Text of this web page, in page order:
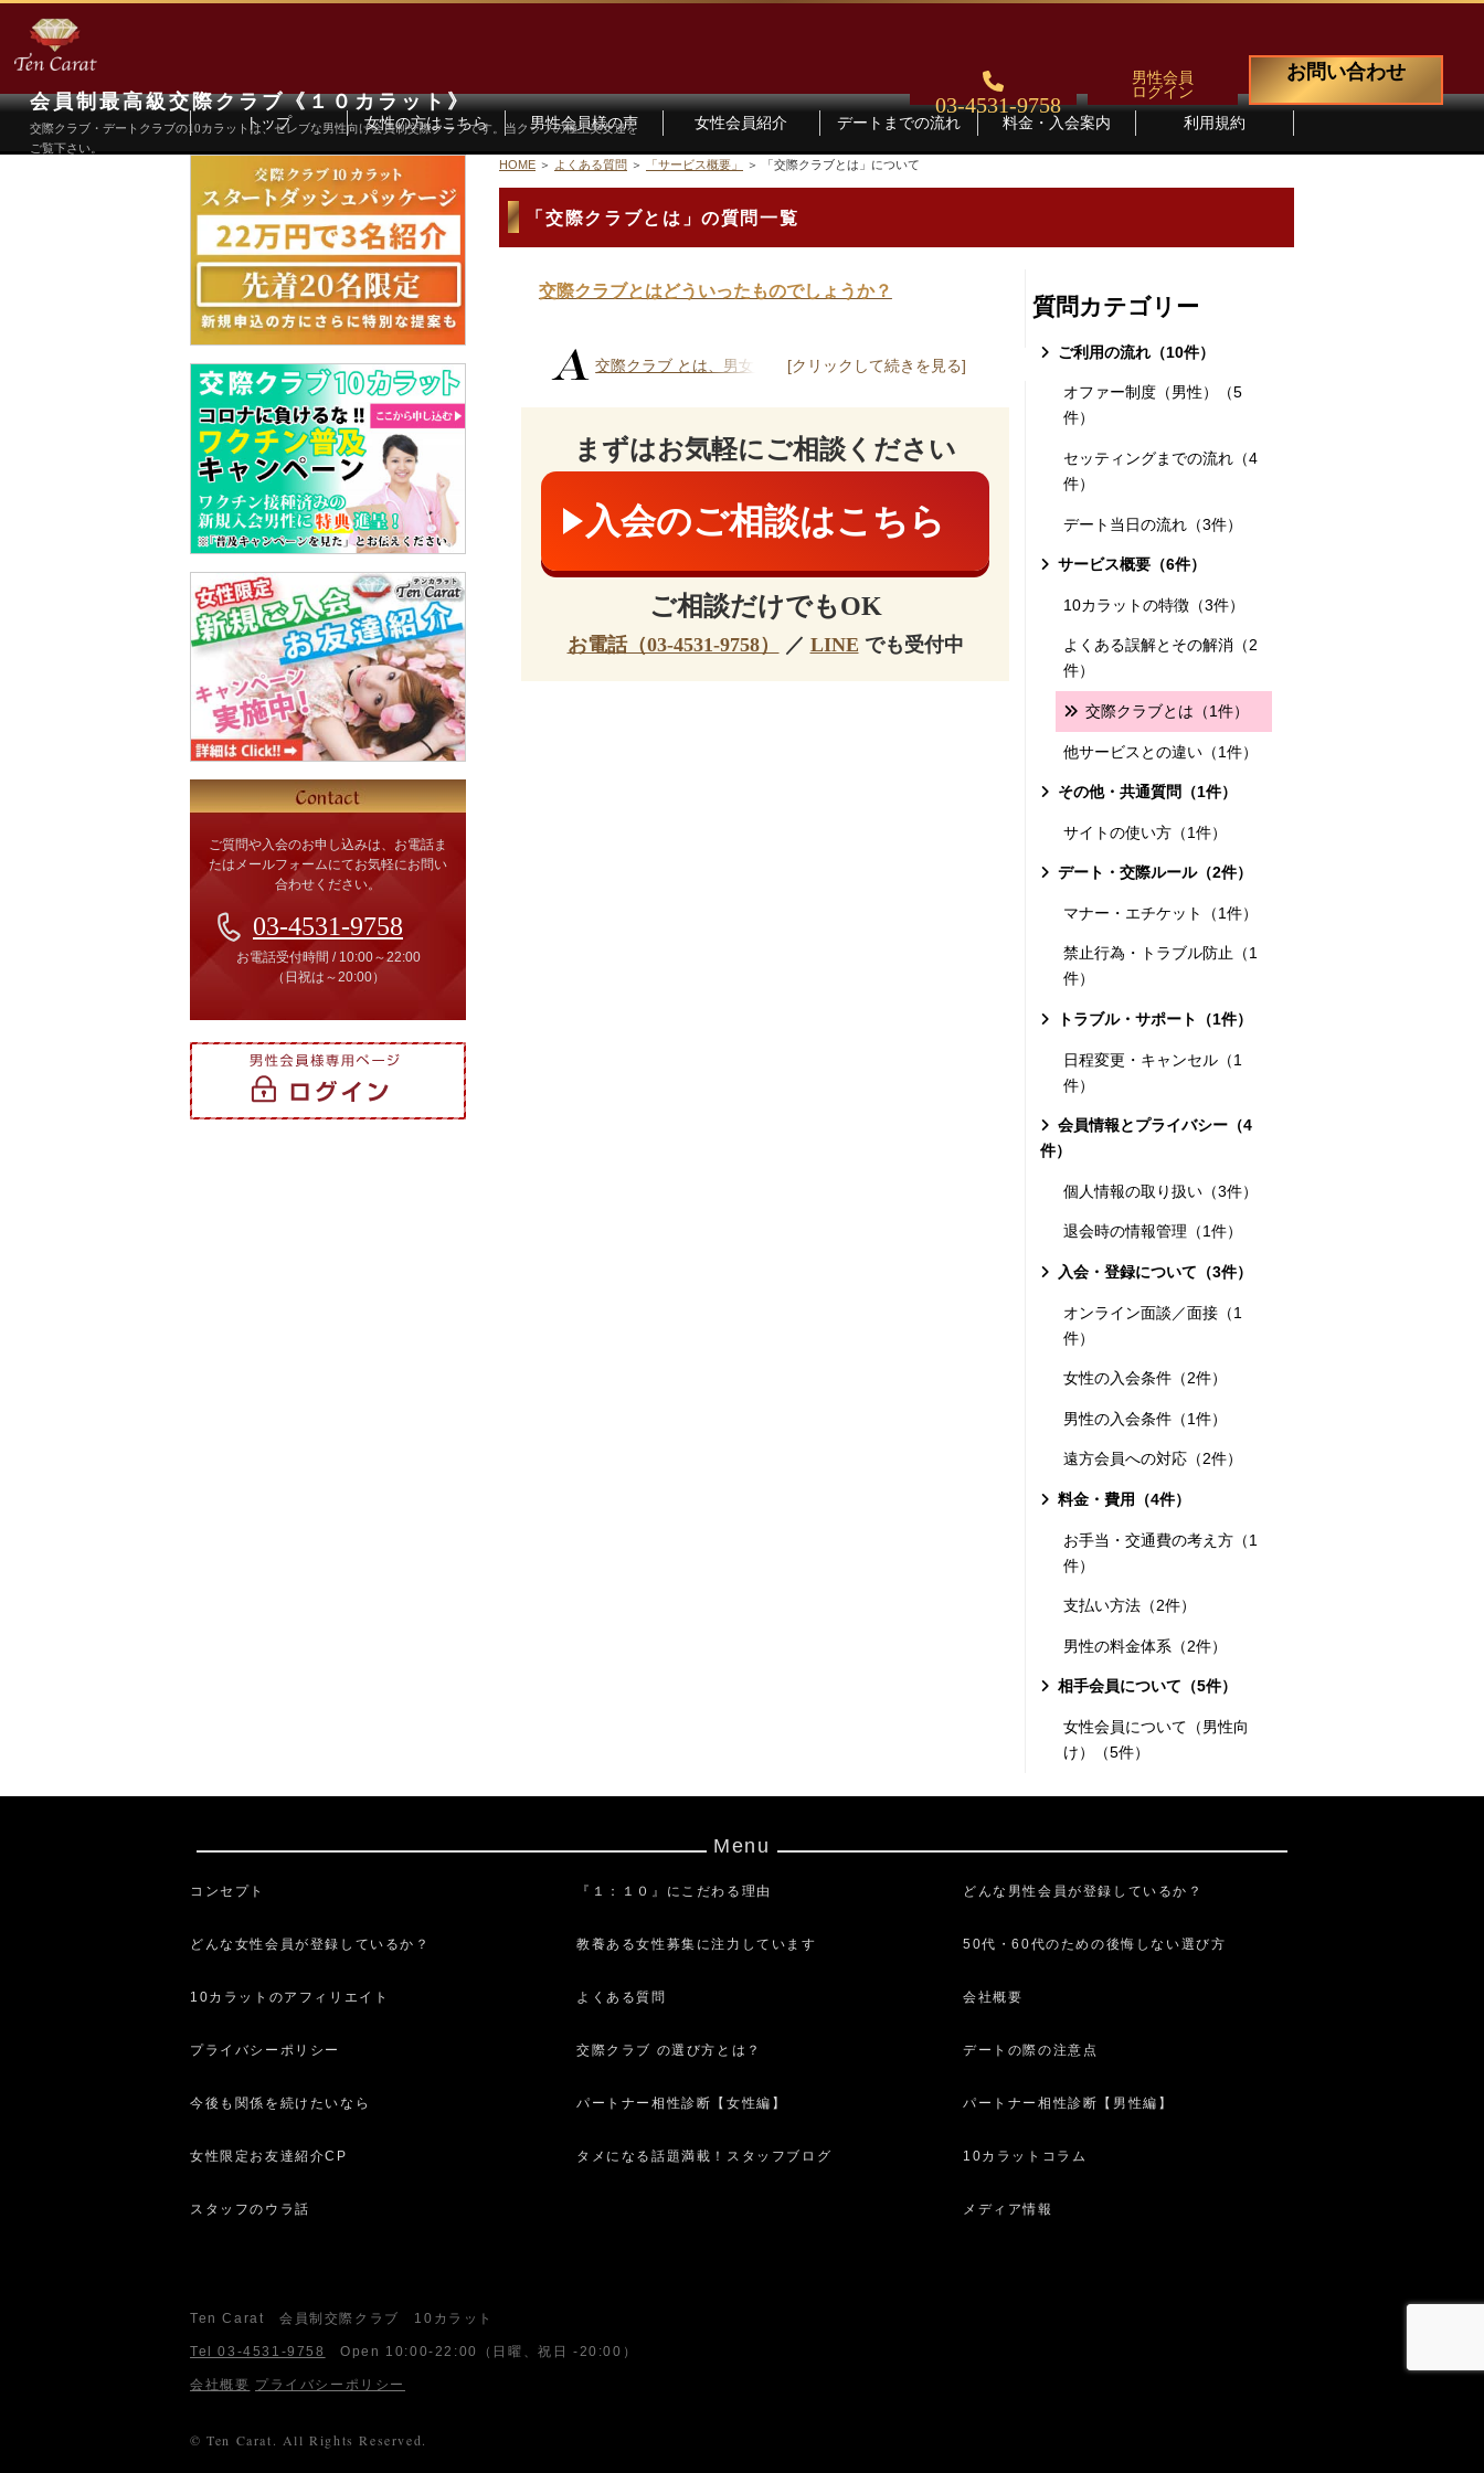
会員制最高級交際クラブ《１０カラット》
交際クラブ・デートクラブの10カラットは、セレブな男性向け会員制交際クラブです。当クラブの極上美女達を
ご覧下さい。
03-4531-9758
男性会員
ログイン
お問い合わせ
トップ 女性の方はこちら 男性会員様の声 女性会員紹介 デートまでの流れ 料金・入会案内 利用規約
HOME よくある質問 「サービス概要」 「交際クラブとは」について
「交際クラブとは」の質問一覧
交際クラブとはどういったものでしょうか？
交際クラブ とは、男女それぞれの好みに合...
まずはお気軽にご相談ください
入会のご相談はこちら
ご相談だけでもOK
お電話（03-4531-9758） ／ LINE でも受付中
質問カテゴリー
ご利用の流れ（10件）
オファー制度（男性）（5
件）
セッティングまでの流れ（4
件）
デート当日の流れ（3件）
サービス概要（6件）
10カラットの特徴（3件）
よくある誤解とその解消（2
件）
交際クラブとは（1件）
他サービスとの違い（1件）
その他・共通質問（1件）
サイトの使い方（1件）
デート・交際ルール（2件）
マナー・エチケット（1件）
禁止行為・トラブル防止（1
件）
トラブル・サポート（1件）
日程変更・キャンセル（1
件）
会員情報とプライバシー（4
件）
個人情報の取り扱い（3件）
退会時の情報管理（1件）
入会・登録について（3件）
オンライン面談／面接（1
件）
女性の入会条件（2件）
男性の入会条件（1件）
遠方会員への対応（2件）
料金・費用（4件）
お手当・交通費の考え方（1
件）
支払い方法（2件）
男性の料金体系（2件）
相手会員について（5件）
女性会員について（男性向
け）（5件）
ご質問や入会のお申し込みは、お電話ま
たはメールフォームにてお気軽にお問い
合わせください。
03-4531-9758
お電話受付時間 / 10:00～22:00
（日祝は～20:00）
Menu
コンセプト 『１：１０』にこだわる理由 どんな男性会員が登録しているか？
どんな女性会員が登録しているか？ 教養ある女性募集に注力しています 50代・60代のための後悔しない選び方
10カラットのアフィリエイト よくある質問 会社概要
プライバシーポリシー 交際クラブ の選び方とは？ デートの際の注意点
今後も関係を続けたいなら パートナー相性診断【女性編】 パートナー相性診断【男性編】
女性限定お友達紹介CP タメになる話題満載！スタッフブログ 10カラットコラム
スタッフのウラ話 メディア情報
Ten Carat 会員制交際クラブ 10カラット
Tel 03-4531-9758 Open 10:00-22:00 （日曜、祝日 -20:00）
会社概要 プライバシーポリシー
© Ten Carat. All Rights Reserved.